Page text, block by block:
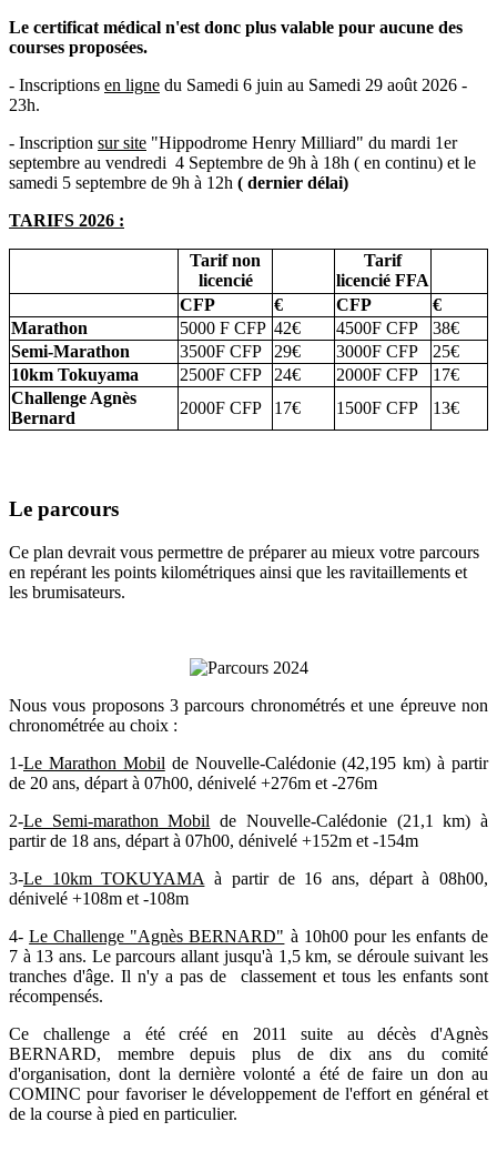
Le certificat médical n'est donc plus valable pour aucune des
courses proposées.
- Inscriptions en ligne du Samedi 6 juin au Samedi 29 août 2026 -
23h.
- Inscription sur site "Hippodrome Henry Milliard" du mardi 1er
septembre au vendredi 4 Septembre de 9h à 18h ( en continu) et le
samedi 5 septembre de 9h à 12h ( dernier délai)
TARIFS 2026 :
Tarif non
licencié
Tarif
licencié FFA
CFP
€ CFP
€
Marathon
5000 F CFP 42€ 4500F CFP
38€
Semi-Marathon
3500F CFP 29€ 3000F CFP
25€
10km Tokuyama
2500F CFP 24€ 2000F CFP
17€
Challenge Agnès
Bernard
2000F CFP 17€ 1500F CFP 13€
Le parcours
Ce plan devrait vous permettre de préparer au mieux votre parcours
en repérant les points kilométriques ainsi que les ravitaillements et
les brumisateurs.
Nous vous proposons 3 parcours chronométrés et une épreuve non
chronométrée au choix :
1-Le Marathon Mobil de Nouvelle-Calédonie (42,195 km) à partir
de 20 ans, départ à 07h00, dénivelé +276m et -276m
2-Le Semi-marathon Mobil de Nouvelle-Calédonie (21,1 km) à
partir de 18 ans, départ à 07h00, dénivelé +152m et -154m
3-Le 10km TOKUYAMA à partir de 16 ans, départ à 08h00,
dénivelé +108m et -108m
4-Le Challenge "Agnès BERNARD" à 10h00 pour les enfants de
7 à 13 ans. Le parcours allant jusqu'à 1,5 km, se déroule suivant les
tranches d'âge. Il n'y a pas de classement et tous les enfants sont
récompensés.
Ce challenge a été créé en 2011 suite au décès d'Agnès
BERNARD, membre depuis plus de dix ans du comité
d'organisation, dont la dernière volonté a été de faire un don au
COMINC pour favoriser le développement de l'effort en général et
de la course à pied en particulier.